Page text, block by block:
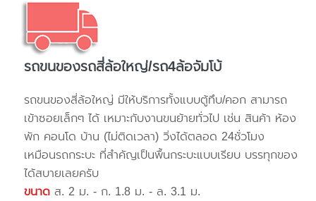
รถขนของรถสี่ล้อใหญ่/รถ4ล้อจัมโบ้
รถขนของสี่ล้อใหญ่ มีให้บริการทั้งแบบตู้ทึบ/คอก สามารถ
เข้าซอยเล็กๆ ได้ เหมาะกับงานขนย้ายทั่วไป เช่น สินค้า ห้อง
พัก คอนโด บ้าน (ไม่ติดเวลา) วิ่งได้ตลอด 24ชั่วโมง
เหมือนรถกระบะ ที่สำคัญเป็นพื้นกระบะแบบเรียบ บรรทุกของ
ได้สบายเลยครับ
ขนาด ส. 2 ม. - ก. 1.8 ม. - ล. 3.1 ม.